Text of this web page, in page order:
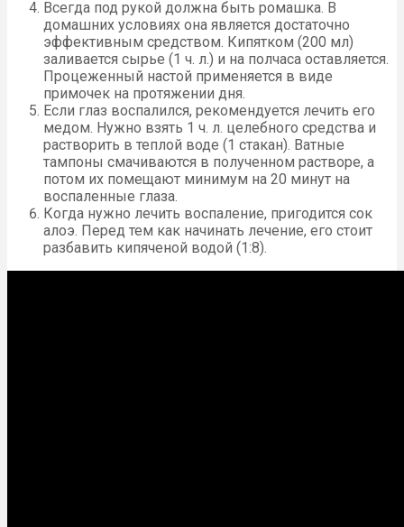
Всегда под рукой должна быть ромашка. В
домашних условиях она является достаточно
эффективным средством. Кипятком (200 мл)
заливается сырье (1 ч. л.) и на полчаса оставляется.
Процеженный настой применяется в виде
примочек на протяжении дня.
Если глаз воспалился, рекомендуется лечить его
медом. Нужно взять 1 ч. л. целебного средства и
растворить в теплой воде (1 стакан). Ватные
тампоны смачиваются в полученном растворе, а
потом их помещают минимум на 20 минут на
воспаленные глаза.
Когда нужно лечить воспаление, пригодится сок
алоэ. Перед тем как начинать лечение, его стоит
разбавить кипяченой водой (1:8).